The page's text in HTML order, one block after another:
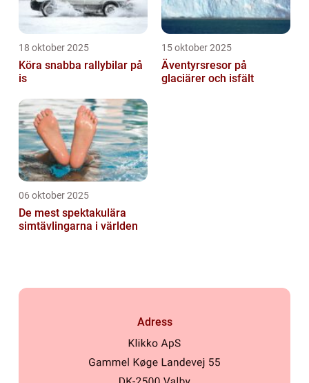
18 oktober 2025
Köra snabba rallybilar på
is
15 oktober 2025
Äventyrsresor på
glaciärer och isfält
06 oktober 2025
De mest spektakulära
simtävlingarna i världen
Adress